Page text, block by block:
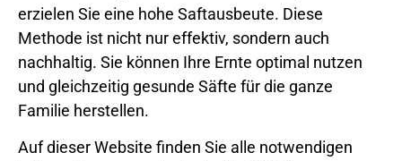
erzielen Sie eine hohe Saftausbeute. Diese
Methode ist nicht nur effektiv, sondern auch
nachhaltig. Sie können Ihre Ernte optimal nutzen
und gleichzeitig gesunde Säfte für die ganze
Familie herstellen.
Auf dieser Website finden Sie alle notwendigen